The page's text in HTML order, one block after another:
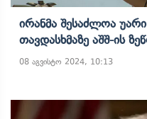
Ირანმა Შესაძლოა
Თავდასხმაზე Აშშ-Ის
08 აგვისტო 2024, 10:13